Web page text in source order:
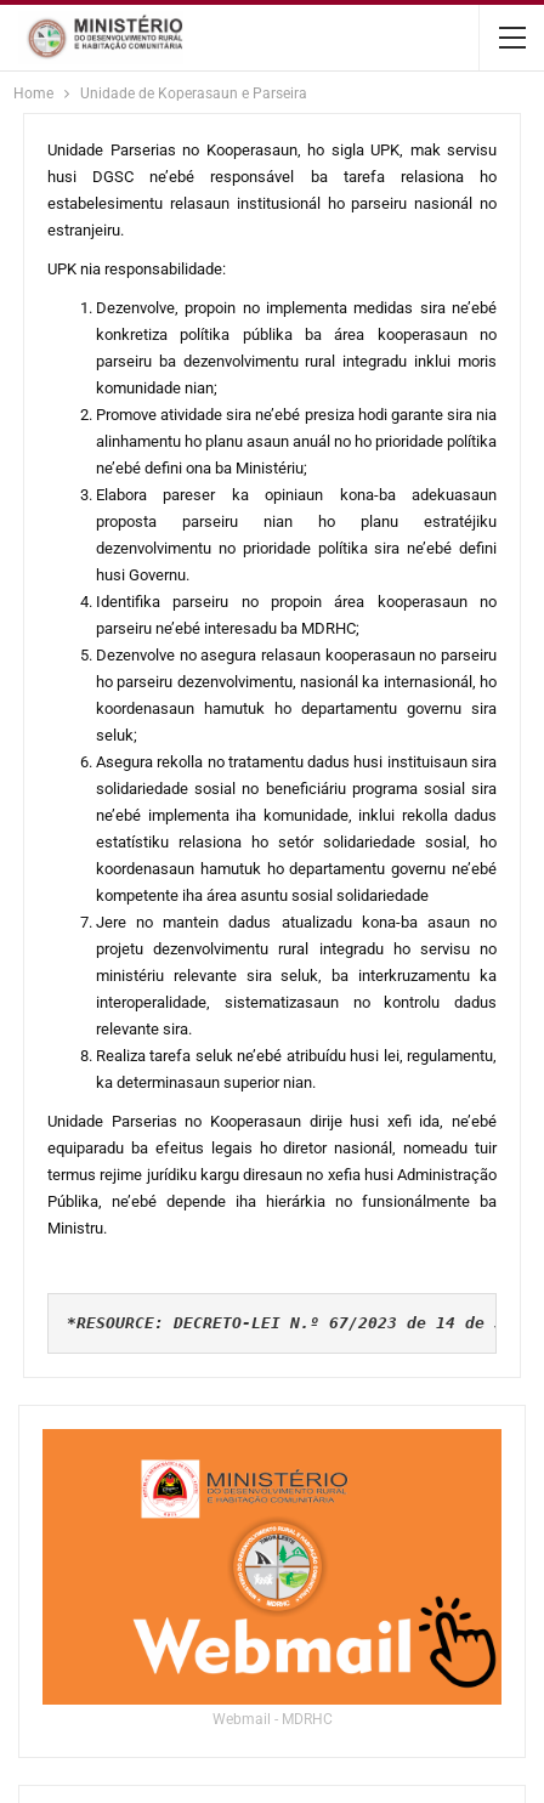
content
Home Unidade de Koperasaun e Parseira
Unidade Parserias no Kooperasaun, ho sigla UPK, mak servisu
husi DGSC ne’ebé responsável ba tarefa relasiona ho
estabelesimentu relasaun institusionál ho parseiru nasionál no
estranjeiru.
UPK nia responsabilidade:
Dezenvolve, propoin no implementa medidas sira ne’ebé
konkretiza polítika públika ba área kooperasaun no
parseiru ba dezenvolvimentu rural integradu inklui moris
komunidade nian;
Promove atividade sira ne’ebé presiza hodi garante sira nia
alinhamentu ho planu asaun anuál no ho prioridade polítika
ne’ebé defini ona ba Ministériu;
Elabora pareser ka opiniaun kona-ba adekuasaun
proposta parseiru nian ho planu estratéjiku
dezenvolvimentu no prioridade polítika sira ne’ebé defini
husi Governu.
Identifika parseiru no propoin área kooperasaun no
parseiru ne’ebé interesadu ba MDRHC;
Dezenvolve no asegura relasaun kooperasaun no parseiru
ho parseiru dezenvolvimentu, nasionál ka internasionál, ho
koordenasaun hamutuk ho departamentu governu sira
seluk;
Asegura rekolla no tratamentu dadus husi instituisaun sira
solidariedade sosial no beneficiáriu programa sosial sira
ne’ebé implementa iha komunidade, inklui rekolla dadus
estatístiku relasiona ho setór solidariedade sosial, ho
koordenasaun hamutuk ho departamentu governu ne’ebé
kompetente iha área asuntu sosial solidariedade
Jere no mantein dadus atualizadu kona-ba asaun no
projetu dezenvolvimentu rural integradu ho servisu no
ministériu relevante sira seluk, ba interkruzamentu ka
interoperalidade, sistematizasaun no kontrolu dadus
relevante sira.
Realiza tarefa seluk ne’ebé atribuídu husi lei, regulamentu,
ka determinasaun superior nian.
Unidade Parserias no Kooperasaun dirije husi xefi ida, ne’ebé
equiparadu ba efeitus legais ho diretor nasionál, nomeadu tuir
termus rejime jurídiku kargu diresaun no xefia husi Administração
Públika, ne’ebé depende iha hierárkia no funsionálmente ba
Ministru.
*RESOURCE: DECRETO-LEI N.º 67/2023 de 14 de
Webmail - MDRHC